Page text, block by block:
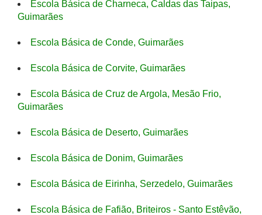
Escola Básica de Charneca, Caldas das Taipas,
Guimarães
Escola Básica de Conde, Guimarães
Escola Básica de Corvite, Guimarães
Escola Básica de Cruz de Argola, Mesão Frio,
Guimarães
Escola Básica de Deserto, Guimarães
Escola Básica de Donim, Guimarães
Escola Básica de Eirinha, Serzedelo, Guimarães
Escola Básica de Fafião, Briteiros - Santo Estêvão,